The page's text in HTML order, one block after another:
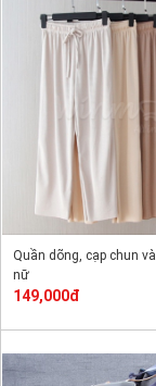
Quần dõng, cạp chun
nữ
149,000đ